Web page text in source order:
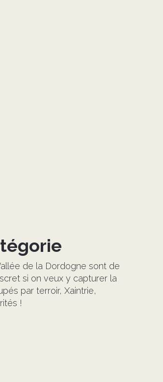
de la Dordogne sont de
si on veux y capturer la
par terroir, Xaintrie,
!